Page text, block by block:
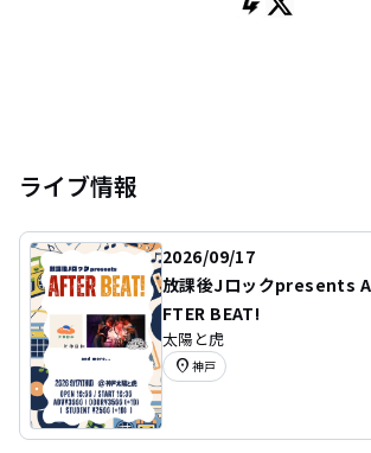
ライブ情報
2026/09/17
放課後Jロックpresents A
FTER BEAT!
太陽と虎
location_on 神戸